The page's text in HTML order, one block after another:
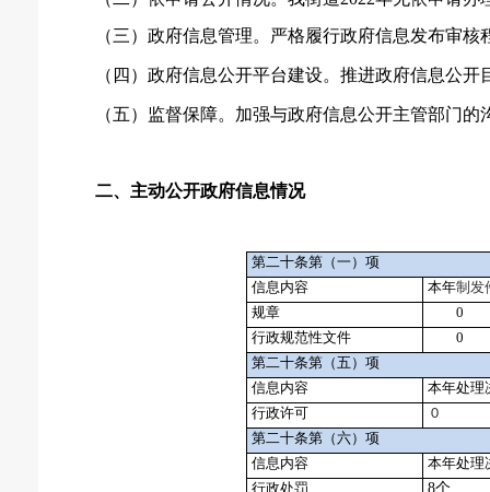
（三）政府信息管理。严格履行政府信息发布审
（四）政府信息公开平台建设。推进政府信息公
（五）监督保障。加强与政府信息公开主管部门
二、主动公开政府信息情况
第二十条第（一）项
信息内容
本年制发
规章
0
行政规范性文件
0
第二十条第（五）项
信息内容
本年处理
行政许可
0
第二十条第（六）项
信息内容
本年处理
行政处罚
8个